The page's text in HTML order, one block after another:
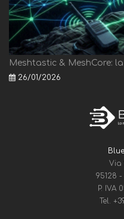
Meshtastic & MeshCore:
26/01/2026
Via
95128
P. IVA
Tel.